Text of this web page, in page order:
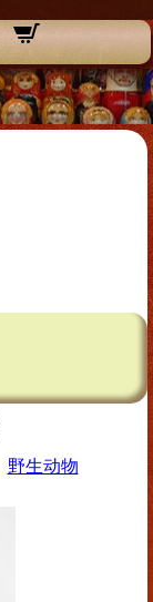
野生动物